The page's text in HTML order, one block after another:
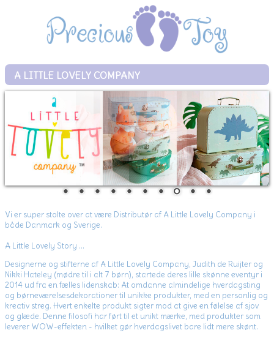
A LITTLE LOVELY COMPANY
Vi er super stolte over at være Distributør af A Little Lovely Company i
både Danmark og Sverige.
A Little Lovely Story ...
Designerne og stifterne af A Little Lovely Company, Judith de Ruijter og
Nikki Hateley (mødre til i alt 7 børn), startede deres lille skønne eventyr i
2014 ud fra en fælles lidenskab: At omdanne almindelige hverdagsting
og børneværelsesdekorationer til unikke produkter, med en personlig og
kreativ streg. Hvert enkelte produkt sigter mod at give en følelse af sjov
og glæde. Denne filosofi har ført til et unikt mærke, med produkter som
leverer WOW-effekten - hvilket gør hverdagslivet bare lidt mere skønt.